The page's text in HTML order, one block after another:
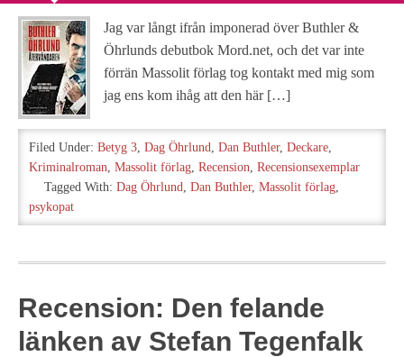
Jag var långt ifrån imponerad över Buthler &
Öhrlunds debutbok Mord.net, och det var inte
förrän Massolit förlag tog kontakt med mig som
jag ens kom ihåg att den här […]
Filed Under: Betyg 3, Dag Öhrlund, Dan Buthler, Deckare,
Kriminalroman, Massolit förlag, Recension, Recensionsexemplar
Tagged With: Dag Öhrlund, Dan Buthler, Massolit förlag,
psykopat
Recension: Den felande
länken av Stefan Tegenfalk